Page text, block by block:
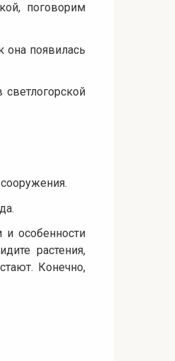
поговорим
она появилась
особенности
растения,
Конечно,